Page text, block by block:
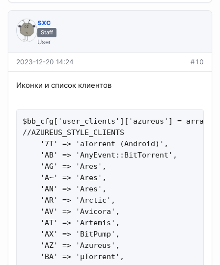
sхс
Staff
User
2023-12-20 14:24 #10
Иконки и список клиентов
$bb_cfg['user_clients']['azureus'] = array(
//AZUREUS_STYLE_CLIENTS
    '7T' => 'aTorrent (Android)',
    'AB' => 'AnyEvent::BitTorrent',
    'AG' => 'Ares',
    'A~' => 'Ares',
    'AN' => 'Ares',
    'AR' => 'Arctic',
    'AV' => 'Avicora',
    'AT' => 'Artemis',
    'AX' => 'BitPump',
    'AZ' => 'Azureus',
    'BA' => 'µTorrent',